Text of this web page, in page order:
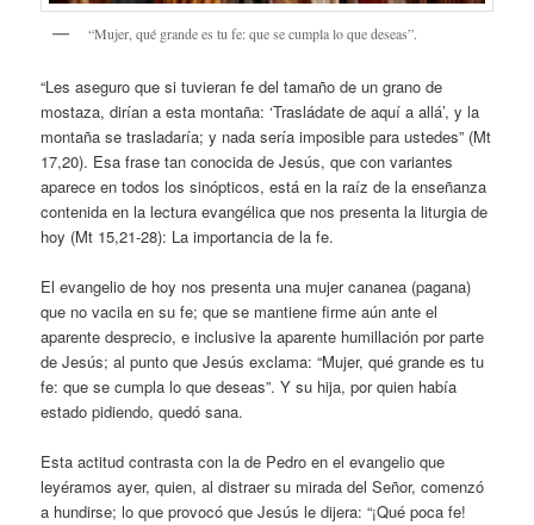
“Mujer, qué grande es tu fe: que se cumpla lo que deseas”.
“Les aseguro que si tuvieran fe del tamaño de un grano de
mostaza, dirían a esta montaña: ‘Trasládate de aquí a allá’, y la
montaña se trasladaría; y nada sería imposible para ustedes” (Mt
17,20). Esa frase tan conocida de Jesús, que con variantes
aparece en todos los sinópticos, está en la raíz de la enseñanza
contenida en la lectura evangélica que nos presenta la liturgia de
hoy (Mt 15,21-28): La importancia de la fe.
El evangelio de hoy nos presenta una mujer cananea (pagana)
que no vacila en su fe; que se mantiene firme aún ante el
aparente desprecio, e inclusive la aparente humillación por parte
de Jesús; al punto que Jesús exclama: “Mujer, qué grande es tu
fe: que se cumpla lo que deseas”. Y su hija, por quien había
estado pidiendo, quedó sana.
Esta actitud contrasta con la de Pedro en el evangelio que
leyéramos ayer, quien, al distraer su mirada del Señor, comenzó
a hundirse; lo que provocó que Jesús le dijera: “¡Qué poca fe!